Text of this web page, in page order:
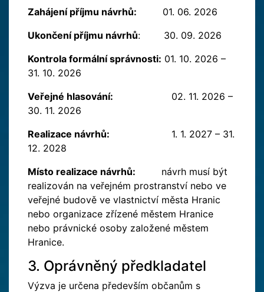
Zahájení příjmu návrhů:
01. 06. 2026
Ukončení příjmu návrhů: 30. 09. 2026
Kontrola formální správnosti: 01. 10. 2026 –
31. 10. 2026
Veřejné hlasování:
02. 11. 2026 –
30. 11. 2026
Realizace návrhů: 1. 1. 2027 – 31.
12. 2028
Místo realizace návrhů:
návrh musí být
realizován na veřejném prostranství nebo ve
veřejné budově ve vlastnictví města Hranic
nebo organizace zřízené městem Hranice
nebo právnické osoby založené městem
Hranice.
3. Oprávněný předkladatel
Výzva je určena především občanům s